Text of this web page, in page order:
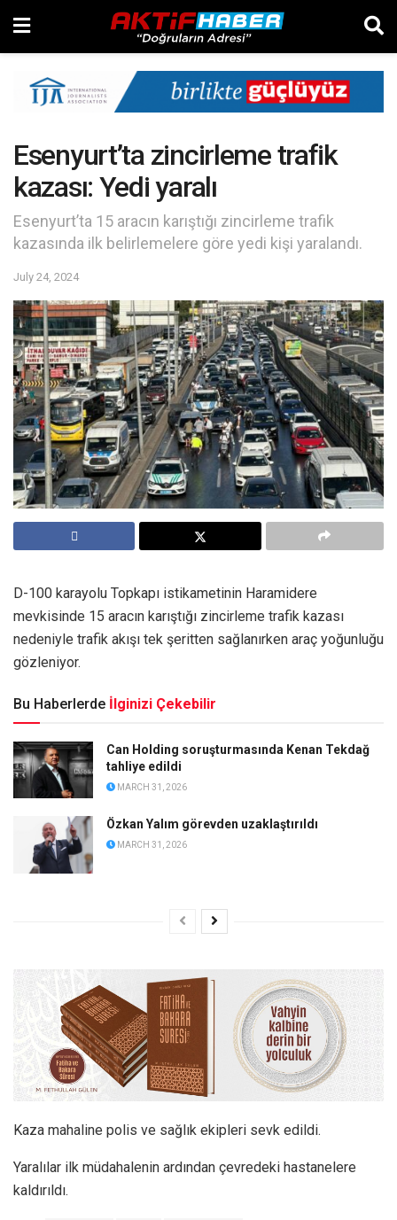
Esenyurt’ta zincirleme trafik
kazası: Yedi yaralı
Esenyurt’ta 15 aracın karıştığı zincirleme trafik
kazasında ilk belirlemelere göre yedi kişi yaralandı.
July 24, 2024
D-100 karayolu Topkapı istikametinin Haramidere
mevkisinde 15 aracın karıştığı zincirleme trafik kazası
nedeniyle trafik akışı tek şeritten sağlanırken araç yoğunluğu
gözleniyor.
Bu Haberlerde İlginizi Çekebilir
Can Holding soruşturmasında Kenan Tekdağ
tahliye edildi
MARCH 31, 2026
Özkan Yalım görevden uzaklaştırıldı
MARCH 31, 2026
Kaza mahaline polis ve sağlık ekipleri sevk edildi.
Yaralılar ilk müdahalenin ardından çevredeki hastanelere
kaldırıldı.